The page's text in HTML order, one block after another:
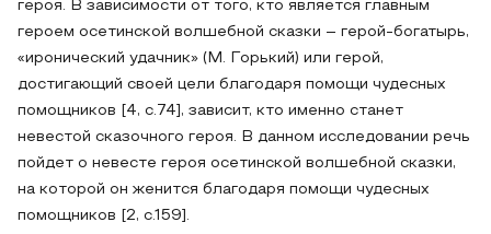
героя. В зависимости от того, кто является главным
героем осетинской волшебной сказки – герой-богатырь,
«иронический удачник» (М. Горький) или герой,
достигающий своей цели благодаря помощи чудесных
помощников [4, с.74], зависит, кто именно станет
невестой сказочного героя. В данном исследовании речь
пойдет о невесте героя осетинской волшебной сказки,
на которой он женится благодаря помощи чудесных
помощников [2, с.159].